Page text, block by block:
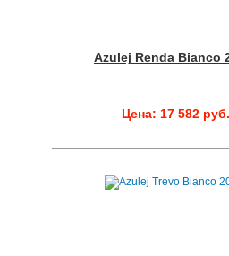
Azulej Renda Bianco
Цена: 17 582 руб.